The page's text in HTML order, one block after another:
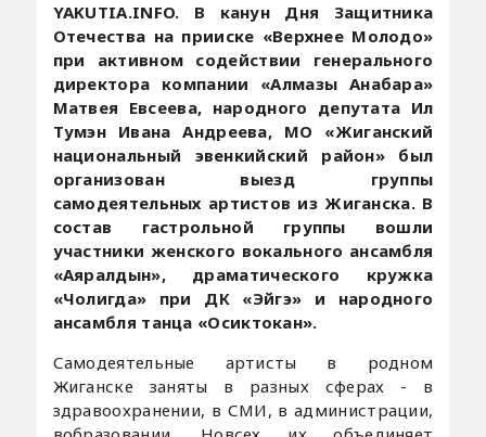
YAKUTIA.INFO.
В канун Дня Защитника
Отечества на прииске «Верхнее Молодо»
при активном содействии генерального
директора компании «Алмазы Анабара»
Матвея Евсеева, народного депутата Ил
Тумэн Ивана Андреева, МО «Жиганский
национальный эвенкийский район» был
организован выезд группы
самодеятельных артистов из Жиганска. В
состав гастрольной группы вошли
участники женского вокального ансамбля
«Аяралдын», драматического кружка
«Чолигда» при ДК «Эйгэ» и народного
ансамбля танца «Осиктокан».
Самодеятельные артисты в родном
Жиганске заняты в разных сферах - в
здравоохранении, в СМИ, в администрации,